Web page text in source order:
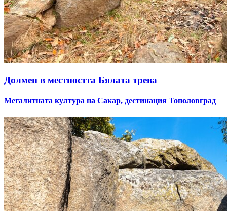
Долмен в местността Бялата трева
Мегалитната култура на Сакар, дестинация Тополовград